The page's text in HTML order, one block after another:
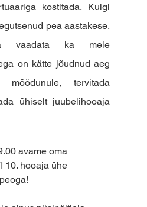
kostitada. Kuigi
pea aastakese,
vaadata ka meie
on kätte jõudnud aeg
möödunule, tervitada
ühiselt juubelihooaja
avame oma
10. hooaja ühe